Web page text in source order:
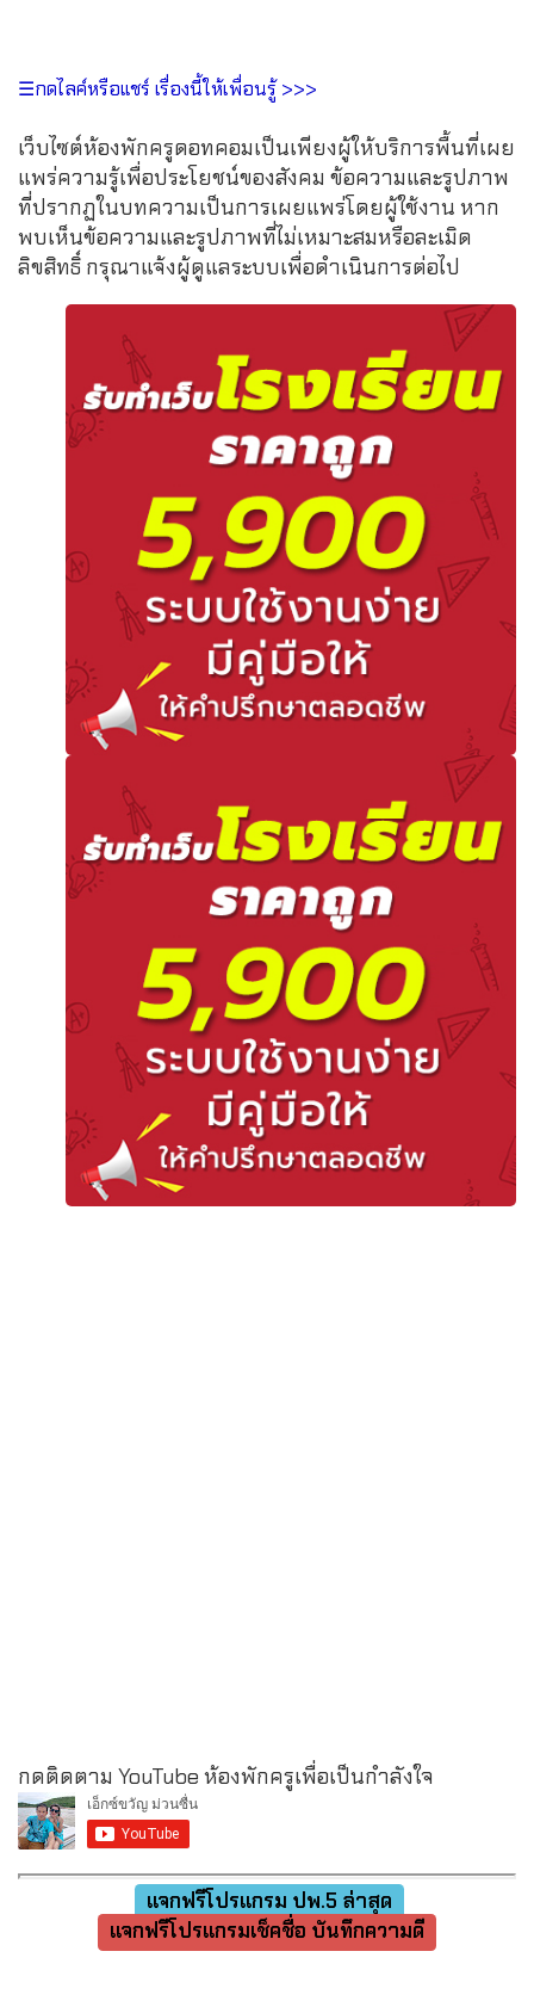
☰กดไลค์หรือแชร์ เรื่องนี้ให้เพื่อนรู้ >>>
เว็บไซต์ห้องพักครูดอทคอมเป็นเพียงผู้ให้บริการพื้นที่เผย
แพร่ความรู้เพื่อประโยชน์ของสังคม ข้อความและรูปภาพ
ที่ปรากฏในบทความเป็นการเผยแพร่โดยผู้ใช้งาน หาก
พบเห็นข้อความและรูปภาพที่ไม่เหมาะสมหรือละเมิด
ลิขสิทธิ์ กรุณาแจ้งผู้ดูแลระบบเพื่อดำเนินการต่อไป
กดติดตาม YouTube ห้องพักครูเพื่อเป็นกำลังใจ
แจกฟรีโปรแกรม ปพ.5 ล่าสุด
แจกฟรีโปรแกรมเช็คชื่อ บันทึกความดี